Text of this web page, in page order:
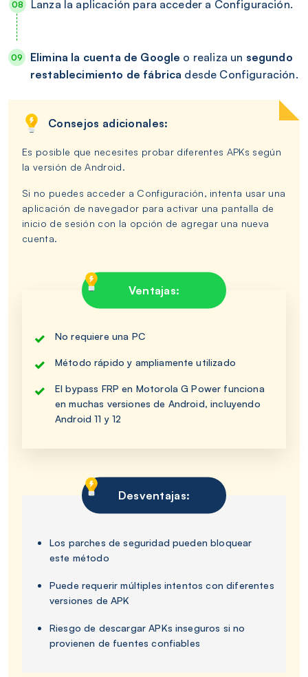
Lanza la aplicación para acceder a Configuración.
Elimina la cuenta de Google o realiza un segundo
restablecimiento de fábrica desde Configuración.
Consejos adicionales:
Es posible que necesites probar diferentes APKs según
la versión de Android.
Si no puedes acceder a Configuración, intenta usar una
aplicación de navegador para activar una pantalla de
inicio de sesión con la opción de agregar una nueva
cuenta.
Ventajas:
No requiere una PC
Método rápido y ampliamente utilizado
El bypass FRP en Motorola G Power funciona
en muchas versiones de Android, incluyendo
Android 11 y 12
Desventajas:
Los parches de seguridad pueden bloquear
este método
Puede requerir múltiples intentos con diferentes
versiones de APK
Riesgo de descargar APKs inseguros si no
provienen de fuentes confiables